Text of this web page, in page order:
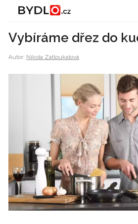
Vybíráme dřez do
Autor: Nikola Zatloukalová